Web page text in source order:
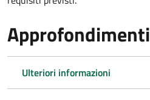
Approfondimenti
Ulteriori informazioni